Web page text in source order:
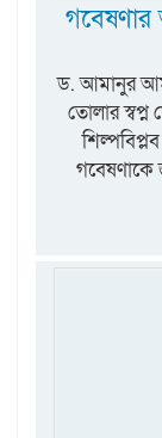
গবেষণার
ড. আমানুর
তোলার স্বপ্ন
গবেষণাকে